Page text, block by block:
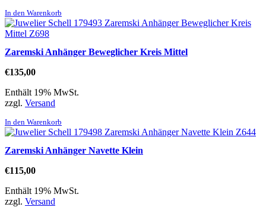
In den Warenkorb
Zaremski Anhänger Beweglicher Kreis Mittel
€135,00
Enthält 19% MwSt.
zzgl. Versand
In den Warenkorb
Zaremski Anhänger Navette Klein
€115,00
Enthält 19% MwSt.
zzgl. Versand